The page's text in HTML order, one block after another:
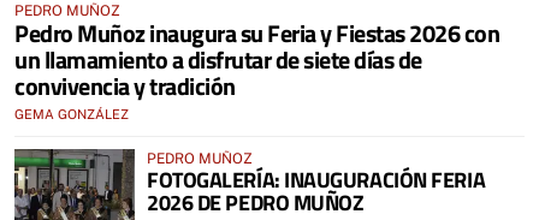
PEDRO MUÑOZ
Pedro Muñoz inaugura su Feria y Fiestas 2026 con
un llamamiento a disfrutar de siete días de
convivencia y tradición
GEMA GONZÁLEZ
PEDRO MUÑOZ
FOTOGALERÍA: INAUGURACIÓN FERIA
2026 DE PEDRO MUÑOZ